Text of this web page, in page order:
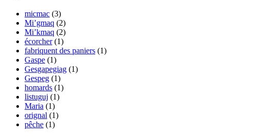
micmac (3)
Mi’gmaq (2)
Mi’kmaq (2)
écorcher(1)
fabriquent des paniers (1)
Gaspe (1)
Gesgapegiag (1)
Gespeg (1)
homards (1)
listuguj (1)
Maria (1)
orignal (1)
pêche (1)